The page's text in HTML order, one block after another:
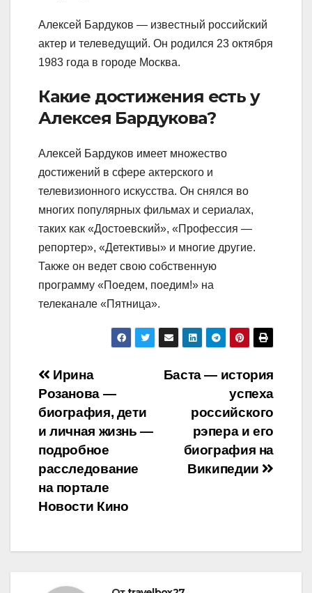
Алексей Бардуков — известный российский
актер и телеведущий. Он родился 23 октября
1983 года в городе Москва.
Какие достижения есть у
Алексея Бардукова?
Алексей Бардуков имеет множество
достижений в сфере актерского и
телевизионного искусства. Он снялся во
многих популярных фильмах и сериалах,
таких как «Достоевский», «Профессия —
репортер», «Детективы» и многие другие.
Также он ведет свою собственную
программу «Поедем, поедим!» на
телеканале «Пятница».
Навигация
по
записям
Баста — история
успеха
российского
рэпера и его
биография на
Википедии
Ирина
Розанова —
биография, дети
и личная жизнь —
подробное
расследование
на портале
Новости Кино